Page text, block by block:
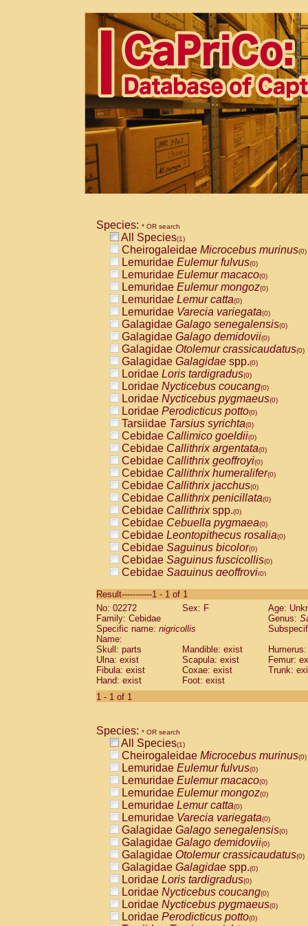
Species: * OR search
All Species(1)
Cheirogaleidae Microcebus murinus(0)
Lemuridae Eulemur fulvus(0)
Lemuridae Eulemur macaco(0)
Lemuridae Eulemur mongoz(0)
Lemuridae Lemur catta(0)
Lemuridae Varecia variegata(0)
Galagidae Galago senegalensis(0)
Galagidae Galago demidovii(0)
Galagidae Otolemur crassicaudatus(0)
Galagidae Galagidae spp.(0)
Loridae Loris tardigradus(0)
Loridae Nycticebus coucang(0)
Loridae Nycticebus pygmaeus(0)
Loridae Perodicticus potto(0)
Tarsiidae Tarsius syrichta(0)
Cebidae Callimico goeldii(0)
Cebidae Callithrix argentata(0)
Cebidae Callithrix geoffroyi(0)
Cebidae Callithrix humeralifer(0)
Cebidae Callithrix jacchus(0)
Cebidae Callithrix penicillata(0)
Cebidae Callithrixspp.(0)
Cebidae Cebuella pygmaea(0)
Cebidae Leontopithecus rosalia(0)
Cebidae Saguinus bicolor(0)
Cebidae Saguinus fuscicollis(0)
Cebidae Saguinus geoffroyi(0)
CebidaeSaguinus labiatus(0)
Cebidae Saguinus leucopus (0)
Cebidae
CebidaeSaguinus mystax
Cebidae Saguinus nigricollis (1)
Cebidae Saguinus oedipus
Cebidae Saguinus weddelli
Cebidae Saguinusspp.
Cebidae
CebidaeCebus capucinus
CebidaeCebus nigrivittatus
CebidaeCebus spp.(0)
CebidaeSaimiri boliviensis(0)
CebidaeSaimiri sciureus(0)
AtelidaeAlouatta caraya(0)
AtelidaeAlouatta fusca(0)
AtelidaeAlouatta seniculus(0)
AtelidaeAlouattaspp.(0)
AtelidaeAteles belzebuth(0)
AtelidaeAteles geoffroyi(0)
AtelidaeAteles paniscus(0)
AtelidaeAtelesspp.(0)
AtelidaeLagothrix lagothricha(0)
AtelidaeLagothrix lagothricha cana
PitheciidaeCacajao calvus
Result-----------1 - 1 of 1
No: 02272
Sex: F
Age:
Family: Cebidae
Genus:
Specific name: nigricollis
Name:
Skull: parts
Mandible: exist
Ulna: exist
Scapula: exist
Femur:
Fibula: exist
Coxae: exist
Trunk:
Hand: exist
Foot: exist
1 - 1 of 1
Species: * OR search
All Species(1)
Cheirogaleidae Microcebus murinus(0)
Lemuridae Eulemur fulvus(0)
Lemuridae Eulemur macaco(0)
Lemuridae Eulemur mongoz(0)
Lemuridae Lemur catta(0)
Lemuridae Varecia variegata(0)
Galagidae Galago senegalensis(0)
Galagidae Galago demidovii(0)
Galagidae Otolemur crassicaudatus(0)
Galagidae Galagidae spp.(0)
Loridae Loris tardigradus(0)
Loridae Nycticebus coucang(0)
Loridae Nycticebus pygmaeus(0)
Loridae Perodicticus potto(0)